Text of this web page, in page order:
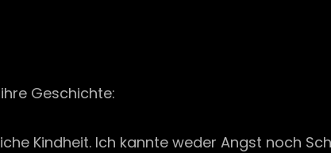
Geschichte:
Kindheit. Ich kannte weder Angst noch